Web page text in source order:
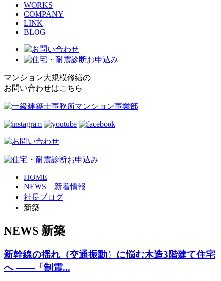
WORKS
COMPANY
LINK
BLOG
マンション大規模修繕の
お問い合わせはこちら
HOME
NEWS 新着情報
社長ブログ
新築
NEWS 新築
新幹線の揺れ（交通振動）に悩む木造3階建て住宅
へ ——「制震...